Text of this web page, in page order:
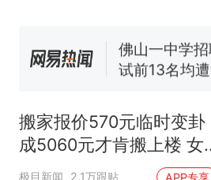
佛山一中学
试前13名均
核查
搜，网友：
热 那个在床
因老师一句“
人生
搬家报价570元临时变卦
成5060元才肯搬上楼 女
子傻眼
极目新闻 2.1万跟贴 APP专享